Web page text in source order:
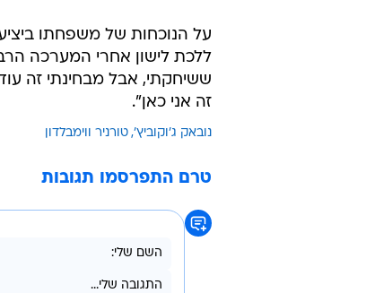
ללכת לישון אחרי המערכה
ששיחקתי, אבל מבחינתי זה
זה אני כאן".
נובאק ג'וקוביץ' טורניר ווימבלדון
טרם התפרסמו תגובות